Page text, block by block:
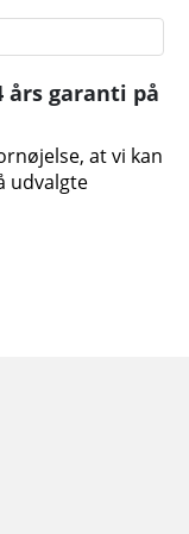
års garanti på
at vi kan
udvalgte